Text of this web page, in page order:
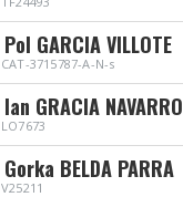
Pol GARCIA VILLOTE
CAT-3715787-A-N-s
Ian GRACIA NAVARRO
LO7673
Gorka BELDA PARRA
V25211